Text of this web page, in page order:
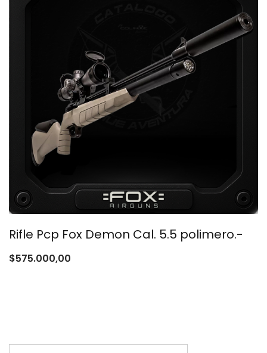
Rifle Pcp Fox Demon Cal. 5.5 polimero.-
$575.000,00